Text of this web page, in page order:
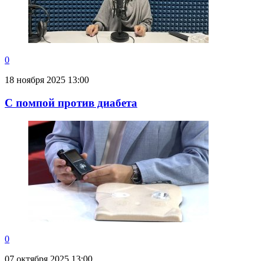
0
18 ноября 2025 13:00
С помпой против диабета
0
07 октября 2025 13:00